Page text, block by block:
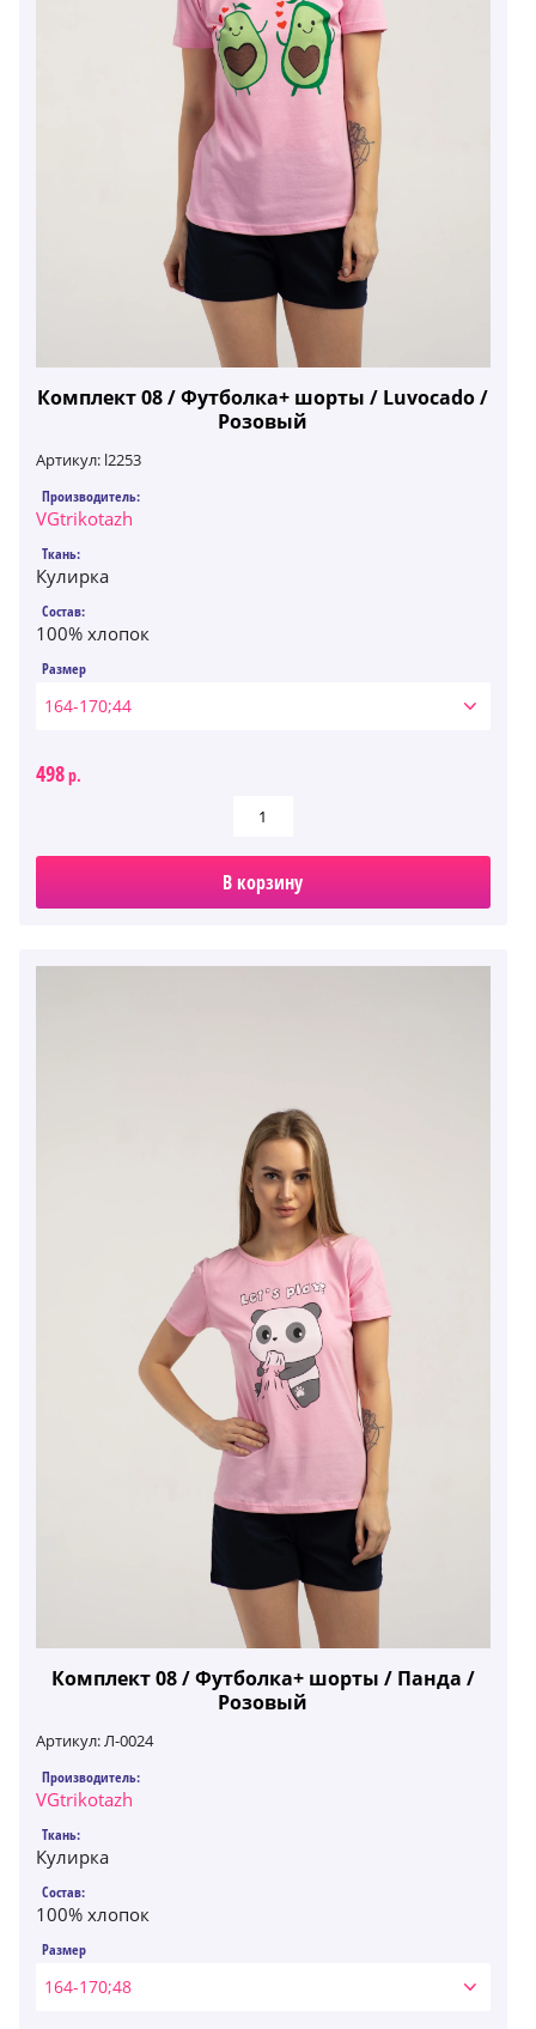
Комплект 08 / Футболка+ шорты / Luvocado /
Розовый
Артикул: l2253
Производитель:
VGtrikotazh
Ткань:
Кулирка
Состав:
100% хлопок
Размер
164-170;44
498р.
В корзину
Комплект 08 / Футболка+ шорты / Панда /
Розовый
Артикул:Л-0024
Производитель:
VGtrikotazh
Ткань:
Кулирка
Состав:
100% хлопок
Размер
164-170;48